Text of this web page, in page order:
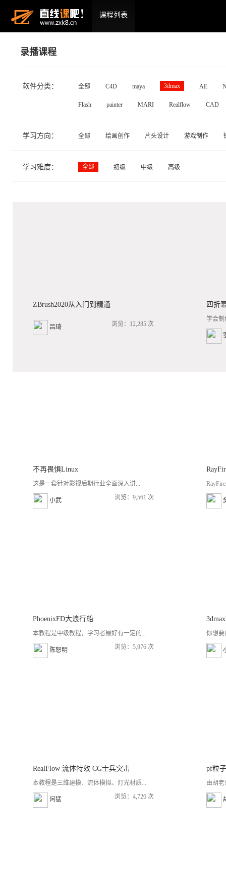
课程列表
录播课程
软件分类： 全部 C4D maya 3dmax AE
Flash painter MARI Realflow CAD
学习方向： 全部 绘画创作 片头设计 游戏制作
学习难度： 全部 初级 中级 高级
ZBrush2020从入门到精通
吕琦 浏览：12,285 次
四折
学会制
不再畏惧Linux
这是一套针对影视后期行业全面深入讲...
小武 浏览：9,561 次
PhoenixFD大浪行船
本教程是中级教程，学习者最好有一定的...
陈恕明 浏览：5,976 次
你想要
RealFlow 流体特效 CG士兵突击
本教程是三维建模、流体模拟、灯光材质...
阿猛 浏览：4,726 次
pf粒
由胡